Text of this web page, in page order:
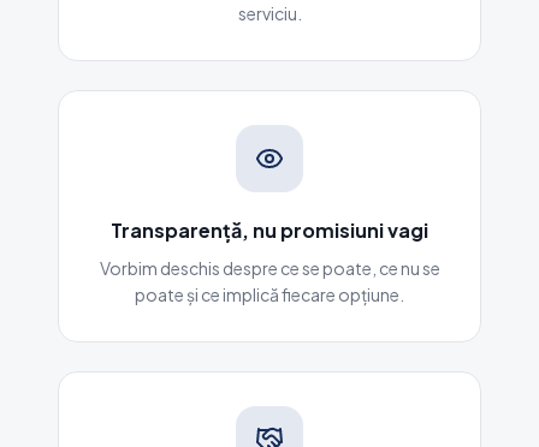
serviciu.
Transparență, nu promisiuni vagi
Vorbim deschis despre ce se poate, ce nu se
poate și ce implică fiecare opțiune.